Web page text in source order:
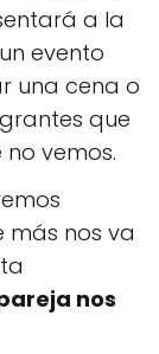
a la
evento
una cena o
que
vemos.
más nos va
nos